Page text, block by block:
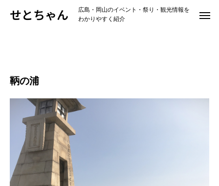
せとちゃん
広島・岡山のイベント・祭り・観光情報を
わかりやすく紹介
鞆の浦